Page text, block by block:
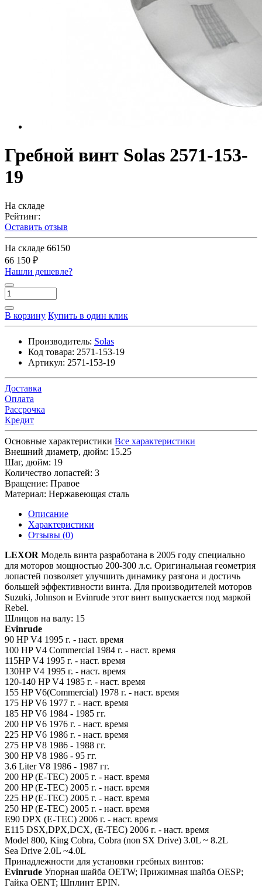
Гребной винт Solas 2571-153-
19
На складе
Рейтинг:
Оставить отзыв
На складе 66150
66 150 ₽
Нашли дешевле?
В корзину Купить в один клик
Производитель: Solas
Код товара: 2571-153-19
Артикул: 2571-153-19
Доставка
Оплата
Рассрочка
Кредит
Основные характеристики Все характеристики
Внешний диаметр, дюйм: 15.25
Шаг, дюйм: 19
Количество лопастей: 3
Вращение: Правое
Материал: Нержавеющая сталь
Описание
Характеристики
Отзывы (0)
LEXOR Модель винта разработана в 2005 году специально
для моторов мощностью 200-300 л.с. Оригинальная геометрия
лопастей позволяет улучшить динамику разгона и достичь
большей эффективности винта. Для производителей моторов
Suzuki, Johnson и Evinrude этот винт выпускается под маркой
Rebеl.
Шлицов на валу: 15
Evinrude
90 HP V4 1995 г. - наст. время
100 HP V4 Commercial 1984 г. - наст. время
115HP V4 1995 г. - наст. время
130HP V4 1995 г. - наст. время
120-140 HP V4 1985 г. - наст. время
155 HP V6(Commercial) 1978 г. - наст. время
175 HP V6 1977 г. - наст. время
185 HP V6 1984 - 1985 гг.
200 HP V6 1976 г. - наст. время
225 HP V6 1986 г. - наст. время
275 HP V8 1986 - 1988 гг.
300 HP V8 1986 - 95 гг.
3.6 Liter V8 1986 - 1987 гг.
200 HP (E-TEC) 2005 г. - наст. время
200 HP (E-TEC) 2005 г. - наст. время
225 HP (E-TEC) 2005 г. - наст. время
250 HP (E-TEC) 2005 г. - наст. время
E90 DPX (E-TEC) 2006 г. - наст. время
E115 DSX,DPX,DCX, (E-TEC) 2006 г. - наст. время
Model 800, King Cobra, Cobra (non SX Drive) 3.0L ~ 8.2L
Sea Drive 2.0L ~4.0L
Принадлежности для установки гребных винтов:
Evinrude Упорная шайба OETW; Прижимная шайба OESP;
Гайка OENT; Шплинт EPIN.